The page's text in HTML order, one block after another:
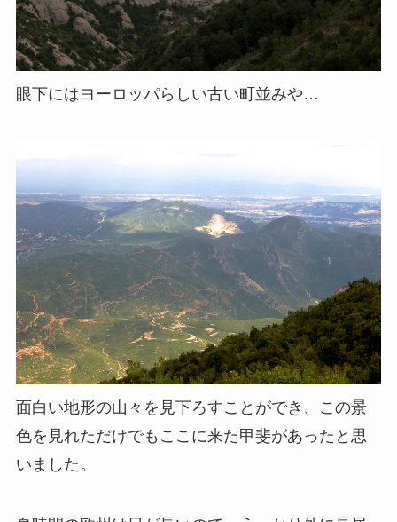
眼下にはヨーロッパらしい古い町並みや…
面白い地形の山々を見下ろすことができ、この景
色を見れただけでもここに来た甲斐があったと思
いました。